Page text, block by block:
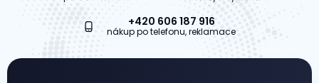
+420 606 187 916
nákup po telefonu, reklamace